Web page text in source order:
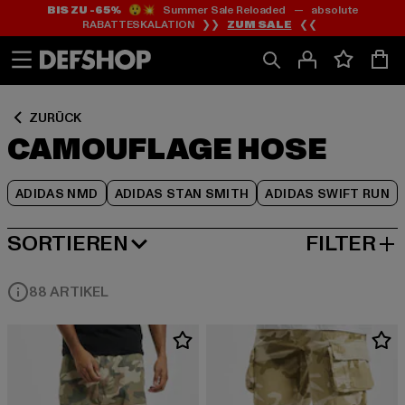
Zum
Inhalt
springen
Zum
Fußzeile
springen
BIS ZU -65%😲💥 Summer Sale Reloaded — absolute
RABATTESKALATION ❯❯ ZUM SALE ❮❮
ZURÜCK
CAMOUFLAGE HOSE
ADIDAS NMD ADIDAS STAN SMITH ADIDAS SWIFT RUN
Zum
Produktraster
springen
SORTIEREN
BELIEBTESTE FILTER
88 ARTIKEL